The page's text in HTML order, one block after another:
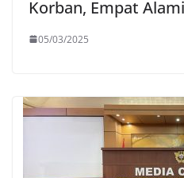
Korban, Empat
05/03/2025